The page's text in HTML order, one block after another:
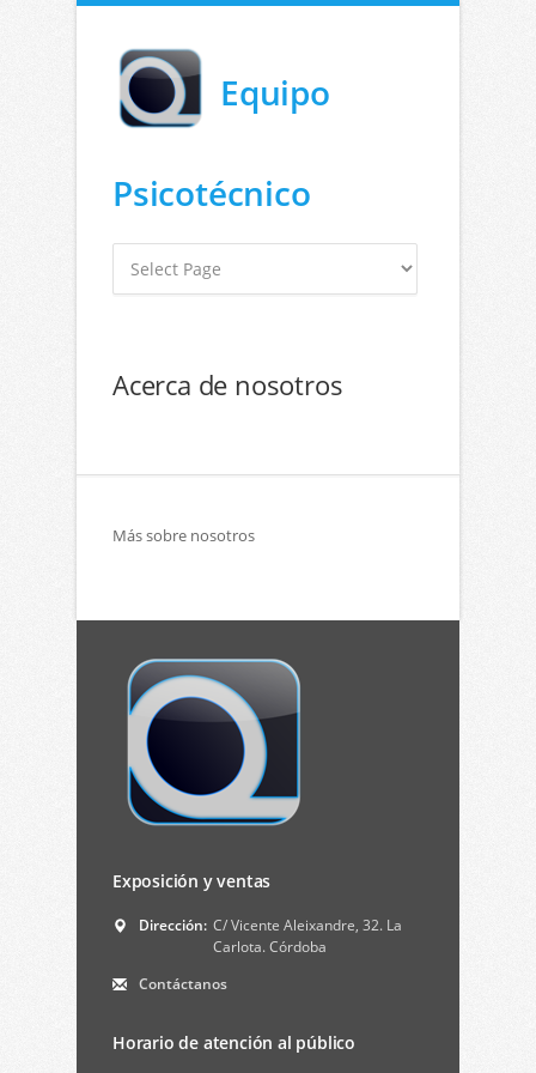
Equipo
Psicotécnico
Acerca de nosotros
Más sobre nosotros
Exposición y ventas
Dirección: C/ Vicente Aleixandre, 32. La
Carlota. Córdoba
Contáctanos
Horario de atención al público